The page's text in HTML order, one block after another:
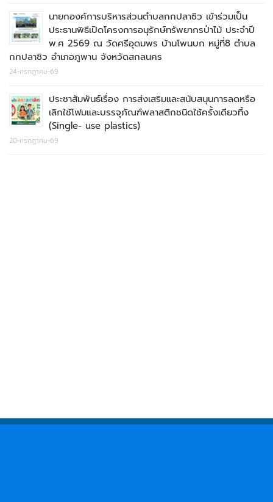
นายกองค์การบริหารส่วนตำบลกกปลาซิว เข้าร่วมเป็น
ประธานพิธีเปิดโครงการอนุรักษ์ทรัพยากรป่าไม้ ประจำปี
พ.ศ 2569 ณ วัดศรีอุดมพร บ้านโพนบก หมู่ที่8 ตำบล
กกปลาซิว อำเภอภูพาน จังหวัดสกลนคร
24-กรกฎาคม-69
ประชาสัมพันธ์เรื่อง การส่งเสริมและสนับสนุนการลดหรือ
เลิกใช้โฟมและบรรจุภัณฑ์พลาสติกชนิดใช้ครั้งเดียวทิ้ง
(Single- use plastics)
20-กรกฎาคม-69